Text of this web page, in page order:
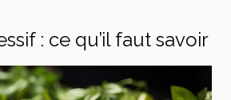
: ce qu’il faut savoir